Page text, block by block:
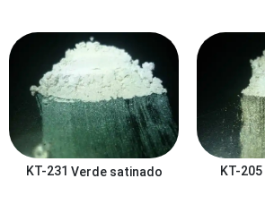
KT-231 Verde satinado KT-205